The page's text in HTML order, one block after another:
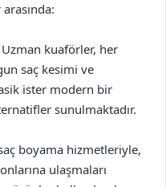
kuaförler, her
saç kesimi ve
ister modern bir
sunulmaktadır.
boyama hizmetleriyle,
ulaşmaları